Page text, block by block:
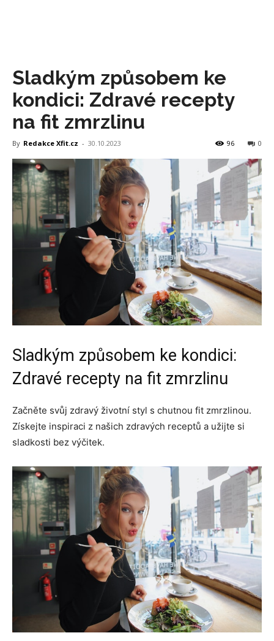
Sladkým způsobem ke
kondici: Zdravé recepty
na fit zmrzlinu
By Redakce Xfit.cz - 30.10.2023 0
96
Sladkým způsobem ke kondici:
Zdravé recepty na fit zmrzlinu
Začněte svůj zdravý životní styl s chutnou fit zmrzlinou.
Získejte inspiraci z našich zdravých receptů a užijte si
sladkosti bez výčitek.